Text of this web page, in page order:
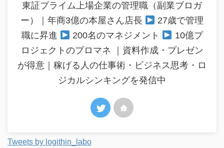
東証プライム上場企業の管理職（副業ブロガ
ー）｜年商3億の本屋さん店長
27歳で管理
職に昇進
200名のマネジメント
10億プ
ロジェクトのプロマネ ｜資料作成・プレゼン
が得意｜稼げる人の仕事術・ビジネス思考・ロ
ジカルシンキングを発信中
Tweets by logithin_labo